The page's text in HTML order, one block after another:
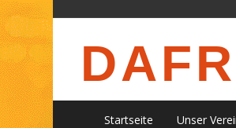
Startseite Unser